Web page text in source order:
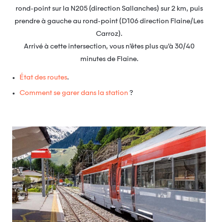
rond-point sur la N205 (direction Sallanches) sur 2 km, puis
prendre à gauche au rond-point (D106 direction Flaine/Les
Carroz).
Arrivé à cette intersection, vous n’êtes plus qu’à 30/40
minutes de Flaine.
État des routes.
Comment se garer dans la station ?